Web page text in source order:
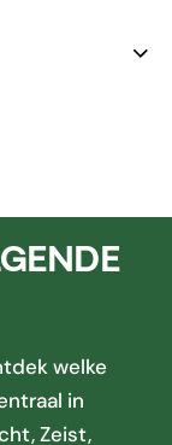
welke
in
Zeist,